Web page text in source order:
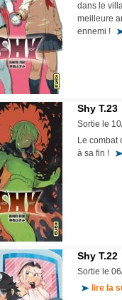
dans le
meilleure
ennemi !
Shy T.23
Sortie le
Le combat
à sa fin !
Shy T.22
Sortie le
lire la